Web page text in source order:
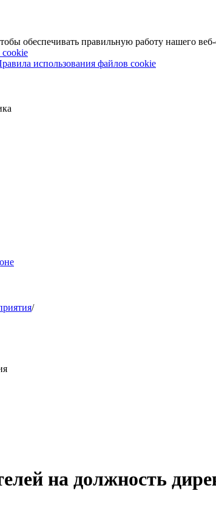
обеспечивать правильную работу нашего веб-
cookie
использования файлов cookie
/
на должность